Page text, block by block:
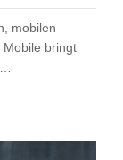
mobilen
Mobile bringt